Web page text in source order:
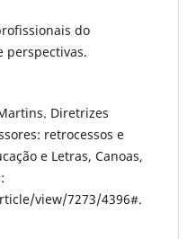
do
perspectivas.
Diretrizes
retrocessos e
e Letras, Canoas,
view/7273/4396#.